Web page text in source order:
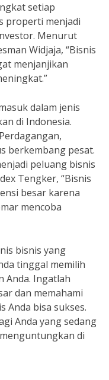
setiap
properti menjadi
Menurut
Widjaja, “Bisnis
menjanjikan
dalam jenis
di Indonesia.
berkembang pesat.
peluang bisnis
Tengker, “Bisnis
besar karena
mencoba
bisnis yang
tinggal memilih
Anda. Ingatlah
dan memahami
Anda bisa sukses.
Anda yang sedang
di